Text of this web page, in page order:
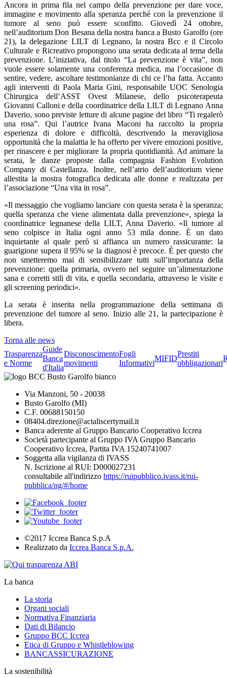
Ancora in prima fila nel campo della prevenzione per dare voce,
immagine e movimento alla speranza perché con la prevenzione il
tumore al seno può essere sconfitto. Giovedì 24 ottobre,
nell’auditorium Don Besana della nostra banca a Busto Garolfo (ore
21), la delegazione LILT di Legnano, la nostra Bcc e il Circolo
Culturale e Ricreativo propongono una serata dedicata al tema della
prevenzione. L’iniziativa, dal titolo “La prevenzione è vita”, non
vuole essere solamente una conferenza medica, ma l’occasione di
sentire, vedere, ascoltare testimonianze di chi ce l’ha fatta. Accanto
agli interventi di Paola Maria Gini, responsabile UOC Senologia
Chirurgica dell’ASST Ovest Milanese, dello psicoterapeuta
Giovanni Calloni e della coordinatrice della LILT di Legnano Anna
Daverio, sono previste letture di alcune pagine del libro “Ti regalerò
una rosa”. Qui l’autrice Ivana Maconi ha raccolto la propria
esperienza di dolore e difficoltà, descrivendo la meravigliosa
opportunità che la malattia le ha offerto per vivere emozioni positive,
per rinascere e per migliorare la propria quotidianità. Ad animare la
serata, le danze proposte dalla compagnia Fashion Evolution
Company di Castellanza. Inoltre, nell’atrio dell’auditorium viene
allestita la mostra fotografica dedicata alle donne e realizzata per
l’associazione “Una vita in rosa”.
«Il messaggio che vogliamo lanciare con questa serata è la speranza;
quella speranza che viene alimentata dalla prevenzione», spiega la
coordinatrice legnanese della LILT, Anna Daverio. «Il tumore al
seno colpisce in Italia ogni anno 53 mila donne. È un dato
inquietante al quale però si affianca un numero rassicurante: la
guarigione supera il 95% se la diagnosi è precoce. È per questo che
non smetteremo mai di sensibilizzare tutti sull’importanza della
prevenzione: quella primaria, ovvero nel seguire un’alimentazione
sana e corretti stili di vita, e quella secondaria, attraverso le visite e
gli screening periodici».
La serata è inserita nella programmazione della settimana di
prevenzione del tumore al seno. Inizio alle 21, la partecipazione è
libera.
Torna alle news
Trasparenza
e Norme
Guide
Banca
d'Italia
Disconoscimento
movimenti
Fogli
Informativi
MIFID
Prestiti
obbligazionari
Via Manzoni, 50 - 20038
Busto Garolfo (MI)
C.F. 00688150150
08404.direzione@actaliscertymail.it
Banca aderente al Gruppo Bancario Cooperativo Iccrea
Società partecipante al Gruppo IVA Gruppo Bancario
Cooperativo Iccrea, Partita IVA 15240741007
Soggetta alla vigilanza di IVASS
N. Iscrizione al RUI: D000027231
consultabile all'indirizzo https://ruipubblico.ivass.it/rui-
pubblica/ng/#/home
©2017 Iccrea Banca S.p.A
Realizzato da Iccrea Banca S.p.A.
La banca
La storia
Organi sociali
Normativa Finanziaria
Dati di Bilancio
Gruppo BCC Iccrea
Etica di Gruppo e Whistleblowing
BANCASSICURAZIONE
La sostenibilità